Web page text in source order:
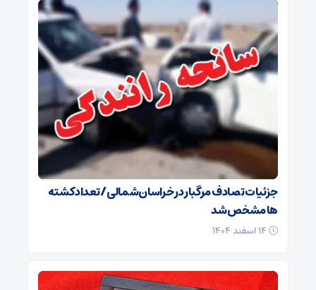
جزئیات تصادف مرگبار در خراسان‌شمالی/ تعداد کشته
ها مشخص شد